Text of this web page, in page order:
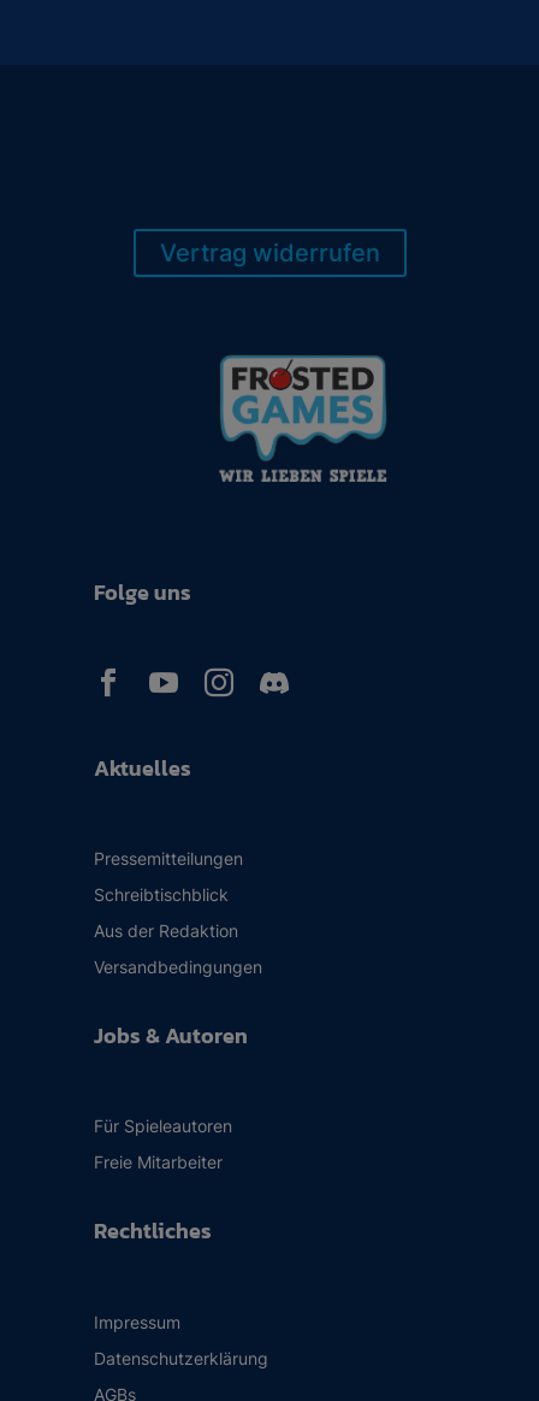
Vertrag widerrufen
Aktuelles
Pressemitteilungen
Schreibtischblick
Aus der Redaktion
Versandbedingungen
Jobs & Autoren
Für Spieleautoren
Freie Mitarbeiter
Rechtliches
Impressum
Datenschutzerklärung
AGBs
Folge uns
  